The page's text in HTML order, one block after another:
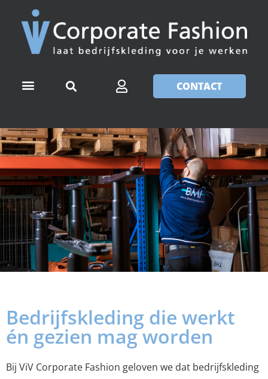
CONTACT
Bedrijfskleding die werkt
én gezien mag worden
Bij ViV Corporate Fashion geloven we dat bedrijfskleding